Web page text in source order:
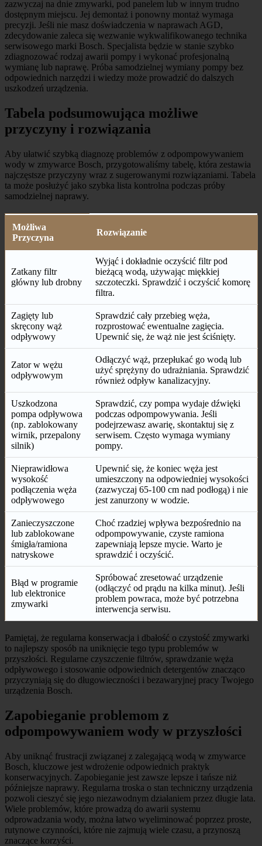
zazwyczaj na dnie zmywarki, pod panelem lub w innym trudno
dostępnym miejscu. Jej demontaż i ponowny montaż wymaga
precyzji. Jeśli nie masz doświadczenia w naprawach AGD,
zdecydowanie zaleca się wezwanie wykwalifikowanego technika
serwisowego marki Bosch. Specjalista będzie w stanie szybko
zdiagnozować rodzaj awarii pompy i wykonać profesjonalną
wymianę lub naprawę. Próba samodzielnej wymiany pompy bez
odpowiednich narzędzi i wiedzy może prowadzić do dalszych
uszkodzeń urządzenia.
Tabela podsumowująca możliwe
przyczyny i rozwiązania
Aby ułatwić szybką diagnozę problemów z odpompowywaniem
wody w zmywarce Bosch, przygotowaliśmy tabelę, która zestawia
najczęstsze przyczyny wraz z sugerowanymi rozwiązaniami. Tabela
ta może posłużyć jako szybka lista kontrolna podczas próby
samodzielnej naprawy.
Możliwa
Przyczyna
Rozwiązanie
Zatkany filtr
główny lub drobny
Wyjąć i dokładnie oczyścić filtr pod
bieżącą wodą, używając miękkiej
szczoteczki. Sprawdzić i oczyścić komorę
filtra.
Zagięty lub
skręcony wąż
odpływowy
Sprawdzić cały przebieg węża,
rozprostować ewentualne zagięcia.
Upewnić się, że wąż nie jest ściśnięty.
Zator w wężu
odpływowym
Odłączyć wąż, przepłukać go wodą lub
użyć sprężyny do udrażniania. Sprawdzić
również odpływ kanalizacyjny.
Uszkodzona
pompa odpływowa
(np. zablokowany
wirnik, przepalony
silnik)
Sprawdzić, czy pompa wydaje dźwięki
podczas odpompowywania. Jeśli
podejrzewasz awarię, skontaktuj się z
serwisem. Często wymaga wymiany
pompy.
Nieprawidłowa
wysokość
podłączenia węża
odpływowego
Upewnić się, że koniec węża jest
umieszczony na odpowiedniej wysokości
(zazwyczaj 65-100 cm nad podłogą) i nie
jest zanurzony w wodzie.
Zanieczyszczone
lub zablokowane
śmigła/ramiona
natryskowe
Choć rzadziej wpływa bezpośrednio na
odpompowywanie, czyste ramiona
zapewniają lepsze mycie. Warto je
sprawdzić i oczyścić.
Błąd w programie
lub elektronice
zmywarki
Spróbować zresetować urządzenie
(odłączyć od prądu na kilka minut). Jeśli
problem powraca, może być potrzebna
interwencja serwisu.
Pamiętaj, że regularna konserwacja i dbałość o czystość zmywarki
to najlepszy sposób na uniknięcie tego typu problemów w
przyszłości. Regularne czyszczenie filtrów, sprawdzanie węża
odpływowego i stosowanie odpowiednich detergentów znacząco
przyczyniają się do długowieczności i bezawaryjnej pracy Twojego
urządzenia Bosch.
Zapobieganie problemom z
odpompowywaniem wody w przyszłości
Aby uniknąć frustracji związanej z zalegającą wodą w zmywarce
Bosch, kluczowe jest wdrożenie odpowiednich praktyk
konserwacyjnych. Zapobieganie jest zawsze lepsze i tańsze niż
późniejsze naprawy. Regularna troska o stan techniczny urządzenia
pozwoli cieszyć się jego niezawodnym działaniem przez długie lata.
Wiele problemów, które prowadzą do awarii systemu
odprowadzania wody, można łatwo wyeliminować poprzez proste,
rutynowe czynności, które nie zajmują wiele czasu, a przynoszą
znaczące korzyści.